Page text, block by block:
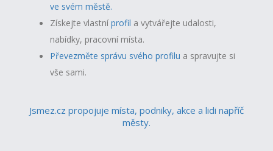
ve svém městě.
Získejte vlastníprofil a vytvářejte udalosti,
nabídky, pracovní místa.
Převezměte správu svého profilu a spravujte si
vše sami.
Jsmez.cz propojuje místa, podniky, akce a lidi napříč
městy.